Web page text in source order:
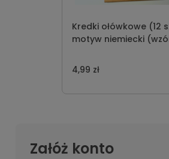
Kredki ołówkowe (12
motyw niemiecki
4,99 zł
Załóż konto